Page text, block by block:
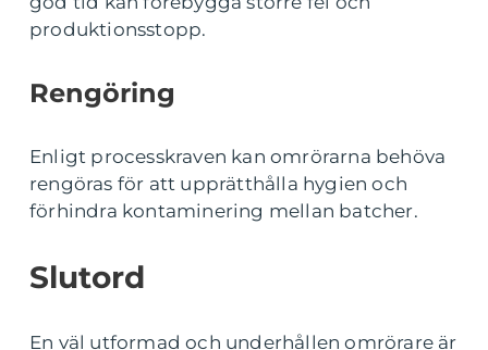
produktionsstopp.
Rengöring
Enligt processkraven kan omrörarna behöva
rengöras för att upprätthålla hygien och
förhindra kontaminering mellan batcher.
Slutord
En väl utformad och underhållen omrörare är